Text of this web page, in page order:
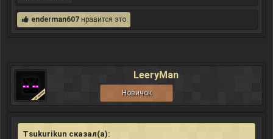
enderman607 нравится это.
LeeryMan
Новичок
Tsukurikun сказал(а):